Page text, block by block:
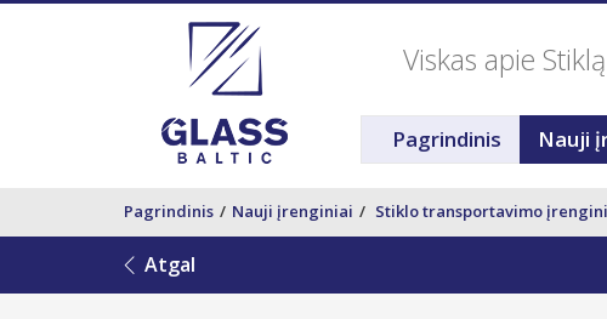
Viskas apie Stiklą
Pagrindinis Nauji
Pagrindinis Nauji įrenginiai Stiklo transportavimo
Atgal